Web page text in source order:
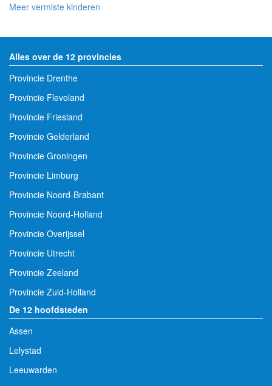
Meer vermiste kinderen
Alles over de 12 provincies
Provincie Drenthe
Provincie Flevoland
Provincie Friesland
Provincie Gelderland
Provincie Groningen
Provincie Limburg
Provincie Noord-Brabant
Provincie Noord-Holland
Provincie Overijssel
Provincie Utrecht
Provincie Zeeland
Provincie Zuid-Holland
De 12 hoofdsteden
Assen
Lelystad
Leeuwarden